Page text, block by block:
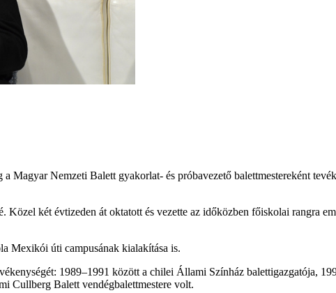
Magyar Nemzeti Balett gyakorlat- és próbavezető balettmestereként
Közel két évtizeden át oktatott és vezette az időközben főiskolai rangra
Mexikói úti campusának kialakítása is.
1989–1991 között a chilei Állami Színház balettigazgatója,
Cullberg Balett vendégbalettmestere volt.